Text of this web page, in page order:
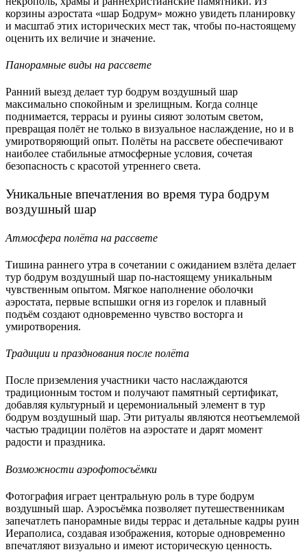
корзины аэростата «шар Бодрум» можно увидеть планировку
и масштаб этих исторических мест так, чтобы по-настоящему
оценить их величие и значение.
Панорамные виды на рассвете
Ранний выезд делает тур бодрум воздушный шар
максимально спокойным и зрелищным. Когда солнце
поднимается, террасы и руины сияют золотым светом,
превращая полёт не только в визуальное наслаждение, но и в
умиротворяющий опыт. Полёты на рассвете обеспечивают
наиболее стабильные атмосферные условия, сочетая
безопасность с красотой утреннего света.
Уникальные впечатления во время тура бодрум
воздушный шар
Атмосфера полёта на рассвете
Тишина раннего утра в сочетании с ожиданием взлёта делает
тур бодрум воздушный шар по-настоящему уникальным
чувственным опытом. Мягкое наполнение оболочки
аэростата, первые вспышки огня из горелок и плавный
подъём создают одновременно чувство восторга и
умиротворения.
Традиции и празднования после полёта
После приземления участники часто наслаждаются
традиционным тостом и получают памятный сертификат,
добавляя культурный и церемониальный элемент в тур
бодрум воздушный шар. Эти ритуалы являются неотъемлемой
частью традиции полётов на аэростате и дарят момент
радости и праздника.
Возможности аэрофотосъёмки
Фотография играет центральную роль в туре бодрум
воздушный шар. Аэросъёмка позволяет путешественникам
запечатлеть панорамные виды террас и детальные кадры руин
Иераполиса, создавая изображения, которые одновременно
впечатляют визуально и имеют историческую ценность.